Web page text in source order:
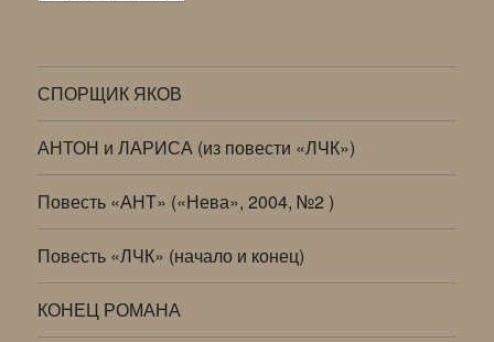
СПОРЩИК ЯКОВ
АНТОН и ЛАРИСА (из повести «ЛЧК»)
Повесть «АНТ» («Нева», 2004, №2 )
Повесть «ЛЧК» (начало и конец)
КОНЕЦ РОМАНА